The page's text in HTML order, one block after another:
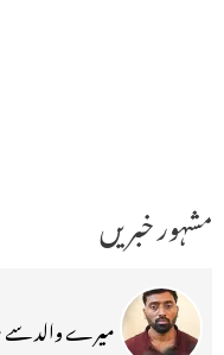
مشہور خبریں
میرے والد سے